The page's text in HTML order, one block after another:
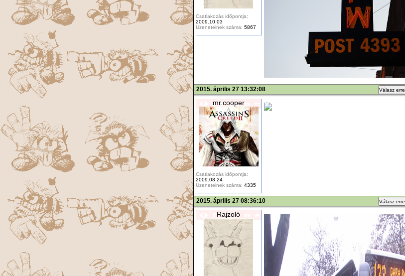
Csatlakozás időpontja:
2009.10.03
Üzeneteinek száma: 5867
2015. április 27 13:32:08 Válasz erre
mr.cooper
Csatlakozás időpontja:
2009.08.24
Üzeneteinek száma: 4335
2015. április 27 08:36:10 Válasz erre
Rajzoló